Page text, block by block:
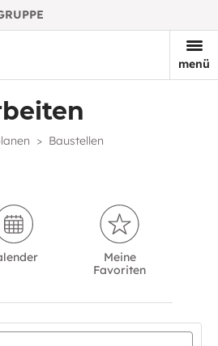
menü
Baustellen
Meine
Favoriten